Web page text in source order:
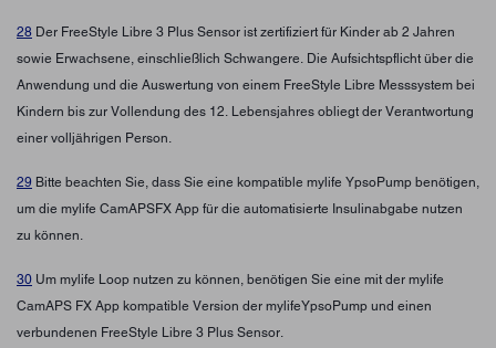
28 Der FreeStyle Libre 3 Plus Sensor ist zertifiziert für Kinder ab 2 Jahren
sowie Erwachsene, einschließlich Schwangere. Die Aufsichtspflicht über die
Anwendung und die Auswertung von einem FreeStyle Libre Messsystem bei
Kindern bis zur Vollendung des 12. Lebensjahres obliegt der Verantwortung
einer volljährigen Person.
29 Bitte beachten Sie, dass Sie eine kompatible mylife YpsoPump benötigen,
um die mylife CamAPSFX App für die automatisierte Insulinabgabe nutzen
zu können.
30 Um mylife Loop nutzen zu können, benötigen Sie eine mit der mylife
CamAPS FX App kompatible Version der mylifeYpsoPump und einen
verbundenen FreeStyle Libre 3 Plus Sensor.